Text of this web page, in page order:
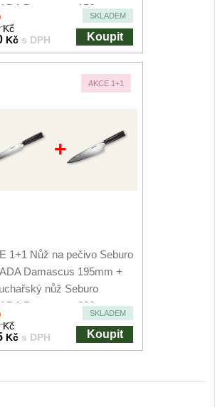
Damascus 150mm
SKLADEM
Kč
Kč s DPH Koupit
AKCE 1+1
+
1+1 Nůž na pečivo Seburo
Damascus 195mm +
nůž Seburo
Damascus 200mm
SKLADEM
Kč
Kč s DPH Koupit